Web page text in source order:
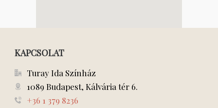
KAPCSOLAT
Turay Ida Színház
1089 Budapest, Kálvária tér 6.
+36 1 379 8236